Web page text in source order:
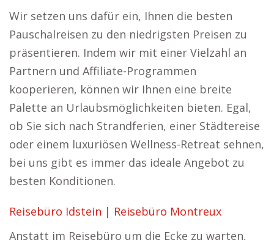
Wir setzen uns dafür ein, Ihnen die besten
Pauschalreisen zu den niedrigsten Preisen zu
präsentieren. Indem wir mit einer Vielzahl an
Partnern und Affiliate-Programmen
kooperieren, können wir Ihnen eine breite
Palette an Urlaubsmöglichkeiten bieten. Egal,
ob Sie sich nach Strandferien, einer Städtereise
oder einem luxuriösen Wellness-Retreat sehnen,
bei uns gibt es immer das ideale Angebot zu
besten Konditionen.
Reisebüro Idstein | Reisebüro Montreux
Anstatt im Reisebüro um die Ecke zu warten,